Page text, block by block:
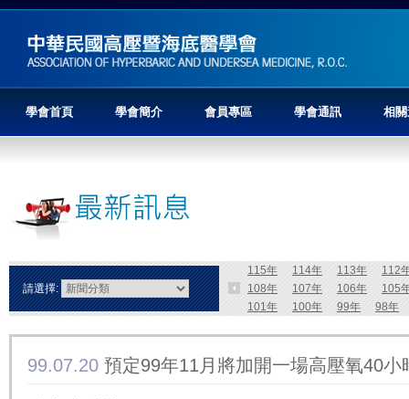
學會首頁 學會簡介 會員專區 學會通訊 相
請選擇:
115年 114年 113年
112
108年
107年 106年
105
101年
100年 99年 98年
99.07.20 預定99年11月將加開一場高壓氧40小